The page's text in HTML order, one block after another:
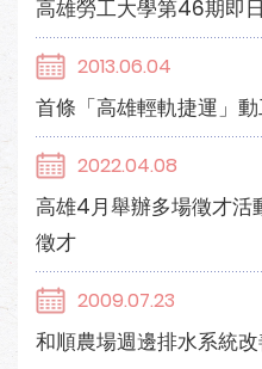
高雄勞工大學第46期即
2013.06.04
首條「高雄輕軌捷運」
2022.04.08
高雄4月舉辦多場徵才活
徵才
2009.07.23
和順農場週邊排水系統